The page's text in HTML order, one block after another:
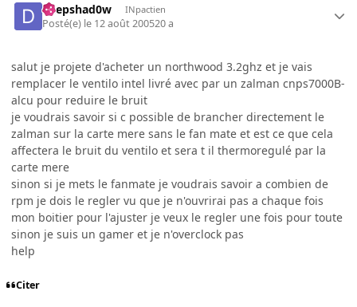
deepshad0w INpactien
Posté(e) le 12 août 200520 a
salut je projete d'acheter un northwood 3.2ghz et je vais
remplacer le ventilo intel livré avec par un zalman cnps7000B-
alcu pour reduire le bruit
je voudrais savoir si c possible de brancher directement le
zalman sur la carte mere sans le fan mate et est ce que cela
affectera le bruit du ventilo et sera t il thermoregulé par la
carte mere
sinon si je mets le fanmate je voudrais savoir a combien de
rpm je dois le regler vu que je n'ouvrirai pas a chaque fois
mon boitier pour l'ajuster je veux le regler une fois pour toute
sinon je suis un gamer et je n'overclock pas
help
Citer